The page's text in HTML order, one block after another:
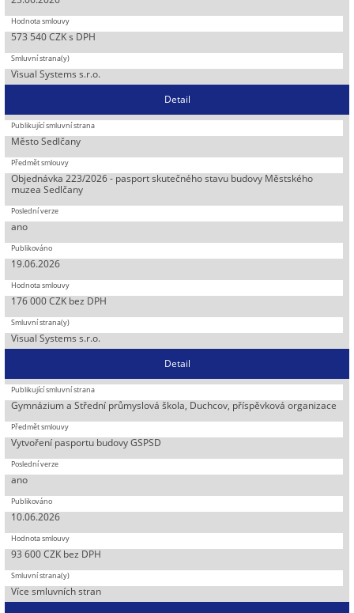
573 540 CZK s DPH
Visual Systems s.r.o.
Detail
Město Sedlčany
Objednávka 223/2026 - pasport skutečného stavu budovy Městského
muzea Sedlčany
ano
19.06.2026
176 000 CZK bez DPH
Visual Systems s.r.o.
Detail
Gymnázium a Střední průmyslová škola, Duchcov, příspěvková organizace
Vytvoření pasportu budovy GSPSD
ano
10.06.2026
93 600 CZK bez DPH
Více smluvních stran